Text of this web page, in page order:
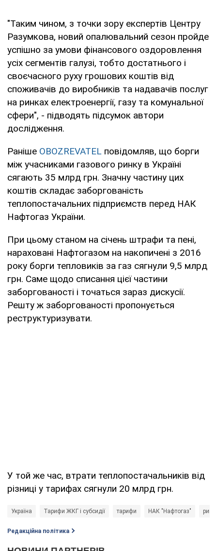
"Таким чином, з точки зору експертів Центру
Разумкова, новий опалювальний сезон пройде
успішно за умови фінансового оздоровлення
усіх сегментів галузі, тобто достатнього і
своєчасного руху грошових коштів від
споживачів до виробників та надавачів послуг
на ринках електроенергії, газу та комунальної
сфери", - підводять підсумок автори
дослідження.
Раніше OBOZREVATEL повідомляв, що борги
між учасниками газового ринку в Україні
сягають 35 млрд грн. Значну частину цих
коштів складає заборгованість
теплопостачальних підприємств перед НАК
Нафтогаз України.
При цьому станом на січень штрафи та пені,
нараховані Нафтогазом на накопичені з 2016
року борги тепловиків за газ сягнули 9,5 млрд
грн. Саме щодо списання цієї частини
заборгованості і точаться зараз дискусії.
Решту ж заборгованості пропонується
реструктуризувати.
У той же час, втрати теплопостачальників від
різниці у тарифах сягнули 20 млрд грн.
Україна Тарифи ЖКГ і субсидії тарифи НАК "Нафтогаз"
Редакційна політика